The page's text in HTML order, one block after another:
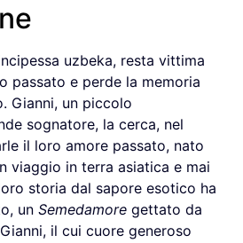
uzbeka, resta vittima
passato e perde la memoria
Gianni, un piccolo
sognatore, la cerca, nel
il loro amore passato, nato
viaggio in terra asiatica e mai
storia dal sapore esotico ha
un Semedamore gettato da
il cui cuore generoso